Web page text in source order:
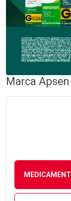
Marca Apsen